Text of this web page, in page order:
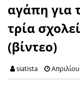
αγάπη για
τρία
(βίντεο)
siatista